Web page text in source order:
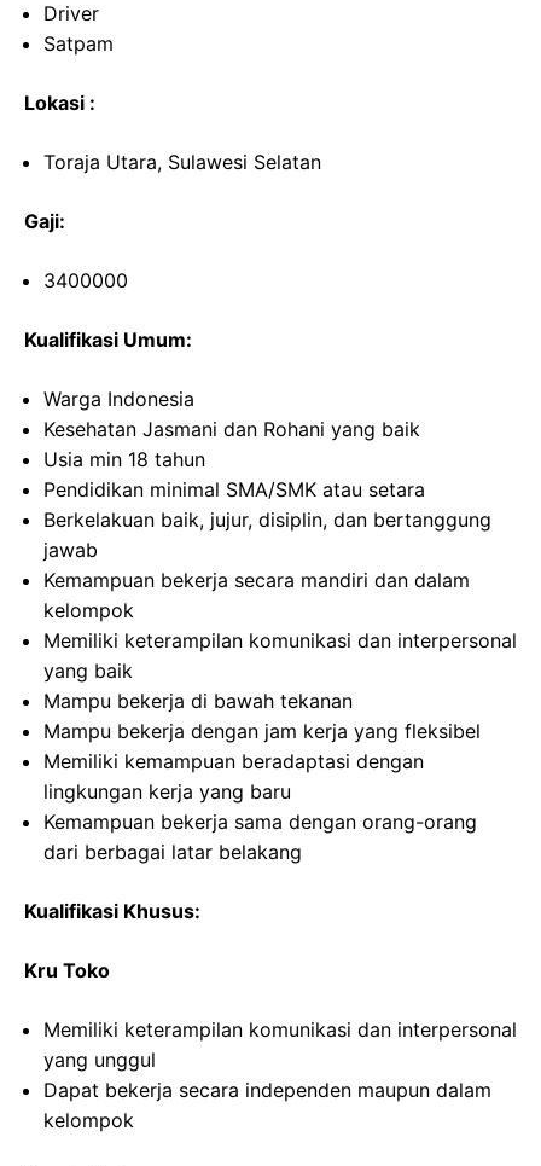
Driver
Satpam
Lokasi :
Toraja Utara, Sulawesi Selatan
Gaji:
3400000
Kualifikasi Umum:
Warga Indonesia
Kesehatan Jasmani dan Rohani yang baik
Usia min 18 tahun
Pendidikan minimal SMA/SMK atau setara
Berkelakuan baik, jujur, disiplin, dan bertanggung
jawab
Kemampuan bekerja secara mandiri dan dalam
kelompok
Memiliki keterampilan komunikasi dan interpersonal
yang baik
Mampu bekerja di bawah tekanan
Mampu bekerja dengan jam kerja yang fleksibel
Memiliki kemampuan beradaptasi dengan
lingkungan kerja yang baru
Kemampuan bekerja sama dengan orang-orang
dari berbagai latar belakang
Kualifikasi Khusus:
Kru Toko
Memiliki keterampilan komunikasi dan interpersonal
yang unggul
Dapat bekerja secara independen maupun dalam
kelompok